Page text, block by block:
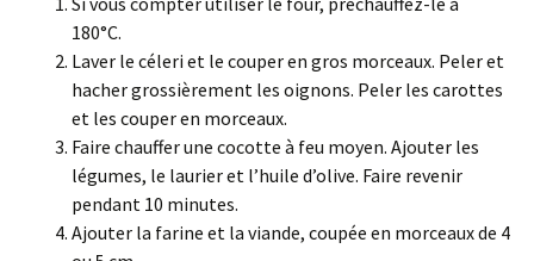
180°C.
Laver le céleri et le couper en gros morceaux. Peler et
hacher grossièrement les oignons. Peler les carottes
et les couper en morceaux.
Faire chauffer une cocotte à feu moyen. Ajouter les
légumes, le laurier et l’huile d’olive. Faire revenir
pendant 10 minutes.
Ajouter la farine et la viande, coupée en morceaux de 4